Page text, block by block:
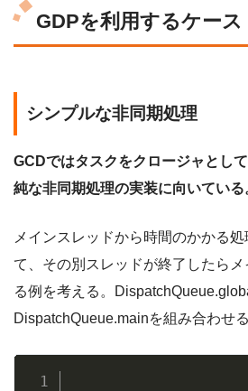
GDPを利用するケース
シンプルな非同期処理
GCDではタスクをクロージャとし
純な非同期処理の実装に向いている
メインスレッドから時間のかかる
て、その別スレッドが終了したら
る例を考える。
DispatchQueue.mainを組み合わせ